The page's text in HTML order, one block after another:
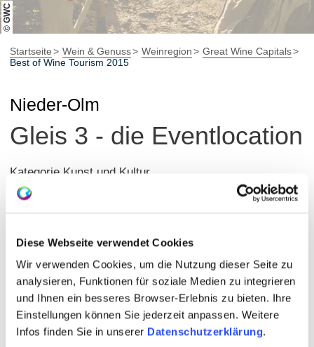
Diese Webseite verwendet Cookies
Wir verwenden Cookies, um die Nutzung dieser Seite zu
analysieren, Funktionen für soziale Medien zu integrieren
und Ihnen ein besseres Browser-Erlebnis zu bieten. Ihre
Einstellungen können Sie jederzeit anpassen. Weitere
Infos finden Sie in unserer Datenschutzerklärung.
© GWC
Startseite Wein & Genuss Weinregion
Great Wine Capitals
Best of Wine Tourism 2015
Nieder-Olm
Gleis 3 - die Eventlocation
Kategorie Kunst und Kultur
Kunst und Kultur beleben seit gut einem Jahr wieder die
Leitung des Teams von Schloss Sörgenloch wurde hier
nicht nur eine Eventlocation nach modernen
Gesichtspunkten grundlegend neu gestaltet, sondern in
oder an Gleis 3 findet mindestens einmal im Monat ein
besonderes Kulturangebot statt, begleitet von Weinen
verschiedener Rheinhessenwinzer sowie